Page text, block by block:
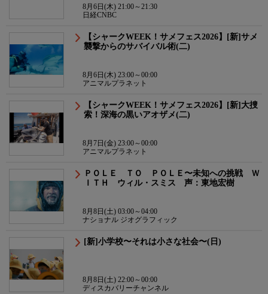
8月6日(木) 21:00～21:30
日経CNBC
【シャークWEEK！サメフェス2026】[新]サメ
襲撃からのサバイバル術(二)
8月6日(木) 23:00～00:00
アニマルプラネット
【シャークWEEK！サメフェス2026】[新]大捜
索！深海の黒いアオザメ(二)
8月7日(金) 23:00～00:00
アニマルプラネット
ＰＯＬＥ ＴＯ ＰＯＬＥ〜未知への挑戦 Ｗ
ＩＴＨ ウィル・スミス 声：東地宏樹
8月8日(土) 03:00～04:00
ナショナル ジオグラフィック
[新]小学校〜それは小さな社会〜(日)
8月8日(土) 22:00～00:00
ディスカバリーチャンネル